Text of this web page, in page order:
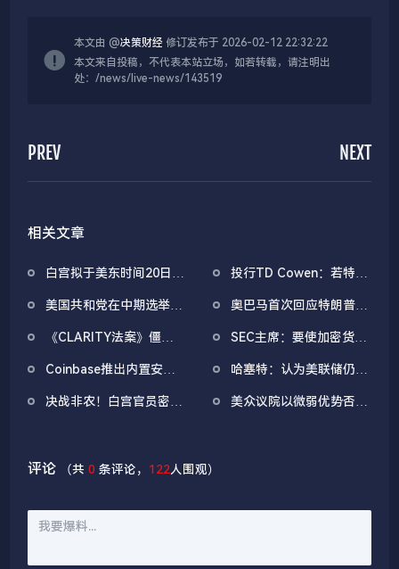
本文由 @决策财经 修订发布于 2026-02-12 22:32:22
本文来自投稿，不代表本站立场，如若转载，请注明出
处：/news/live-news/143519
PREV NEXT
相关文章
白宫拟于美东时间20日上
问题会议
投行TD Cowen：若特朗
的民主党空缺席位，
《CLARITY法案》进程
或可得到有效推进
美国共和党在中期选举中
60%的新低
奥巴马首次回应特朗普恶
职人员的「廉耻心」和
「教养」已荡然无存
《CLARITY法案》僵局
行业双方立场坚定，白宫
要求在本月底前达成妥协
SEC主席：要使加密货币
法
Coinbase推出内置安全
哈塞特：认为美联储仍有
决战非农！白宫官员密集
美众议院以微弱优势否决
评论 （共0 条评论， 122人围观）